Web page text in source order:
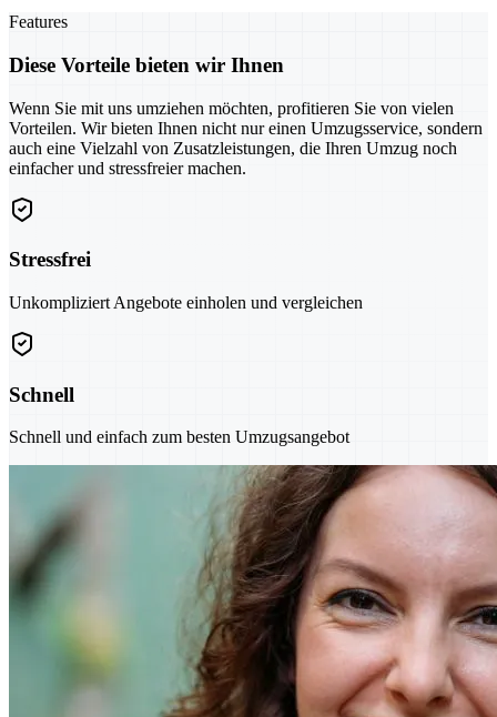
Features
Diese Vorteile bieten wir Ihnen
Wenn Sie mit uns umziehen möchten, profitieren Sie von vielen
Vorteilen. Wir bieten Ihnen nicht nur einen Umzugsservice, sondern
auch eine Vielzahl von Zusatzleistungen, die Ihren Umzug noch
einfacher und stressfreier machen.
Stressfrei
Unkompliziert Angebote einholen und vergleichen
Schnell
Schnell und einfach zum besten Umzugsangebot